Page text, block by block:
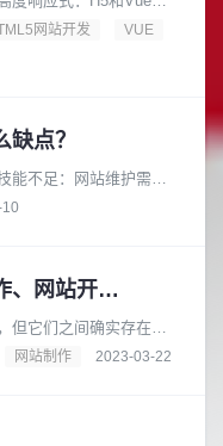
设备的屏幕大小和分辨
网站开发
VUE
点？
能不足：网站维护需要
护、内容更新、SEO优
如何理解网站建设、网站制作、网站开发、网页设计？
但它们之间确实存在一
是指创造一个新的网
网站制作 2023-03-22